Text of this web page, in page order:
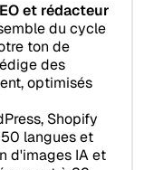
et rédacteur
du cycle
ton de
des
optimisés
Shopify
langues et
d'images IA et